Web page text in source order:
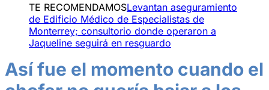
TE RECOMENDAMOSLevantan aseguramiento
de Edificio Médico de Especialistas de
Monterrey; consultorio donde operaron a
Jaqueline seguirá en resguardo
Así fue el momento cuando el